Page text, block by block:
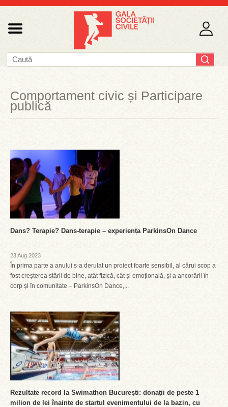
Comportament civic și Participare
publică
Dans? Terapie? Dans-terapie – experiența ParkinsOn Dance
23 Aug 2023
În prima parte a anului s-a derulat un proiect foarte sensibil, al cărui scop a
fost creșterea stării de bine, atât fizică, cât și emoțională, și a ancorării în
corp și în comunitate – ParkinsOn Dance,...
Rezultate record la Swimathon București: donații de peste 1
milion de lei înainte de startul evenimentului de la bazin, cu